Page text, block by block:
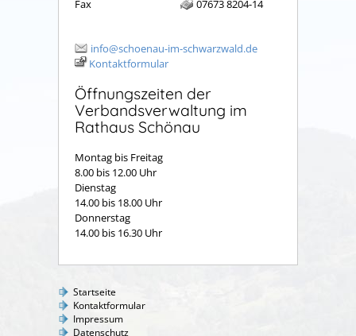
Fax
07673 8204-14
info@schoenau-im-schwarzwald.de
Kontaktformular
Öffnungszeiten der
Verbandsverwaltung im
Rathaus Schönau
Montag bis Freitag
8.00 bis 12.00 Uhr
Dienstag
14.00 bis 18.00 Uhr
Donnerstag
14.00 bis 16.30 Uhr
Startseite
Kontaktformular
Impressum
Datenschutz